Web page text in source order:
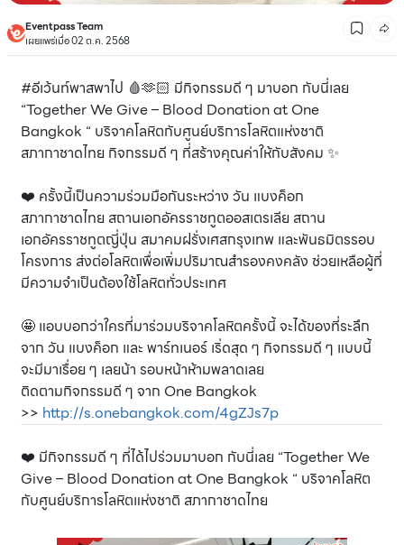
Eventpass Team
เผยแพร่เมื่อ 02 ต.ค. 2568
#อีเว้นท์พาสพาไป 🩸🫶🏻 มีกิจกรรมดี ๆ มาบอก กับนี่เลย
“Together We Give – Blood Donation at One
Bangkok “ บริจาคโลหิตกับศูนย์บริการโลหิตแห่งชาติ
สภากาชาดไทย กิจกรรมดี ๆ ที่สร้างคุณค่าให้กับสังคม ✨
❤️ ครั้งนี้เป็นความร่วมมือกันระหว่าง วัน แบงค็อก
สภากาชาดไทย สถานเอกอัครราชทูตออสเตรเลีย สถาน
เอกอัครราชทูตญี่ปุ่น สมาคมฝรั่งเศสกรุงเทพ และพันธมิตรรอบ
โครงการ ส่งต่อโลหิตเพื่อเพิ่มปริมาณสำรองคงคลัง ช่วยเหลือผู้ที่
มีความจำเป็นต้องใช้โลหิตทั่วประเทศ
🤩 แอบบอกว่าใครที่มาร่วมบริจาคโลหิตครั้งนี้ จะได้ของที่ระลึก
จาก วัน แบงค็อก และ พาร์ทเนอร์ เริ่ดสุด ๆ กิจกรรมดี ๆ แบบนี้
จะมีมาเรื่อย ๆ เลยน้า รอบหน้าห้ามพลาดเลย
ติดตามกิจกรรมดี ๆ จาก One Bangkok
>> http://s.onebangkok.com/4gZJs7p
❤️ มีกิจกรรมดี ๆ ที่ได้ไปร่วมมาบอก กับนี่เลย “Together We
Give – Blood Donation at One Bangkok “ บริจาคโลหิต
กับศูนย์บริการโลหิตแห่งชาติ สภากาชาดไทย